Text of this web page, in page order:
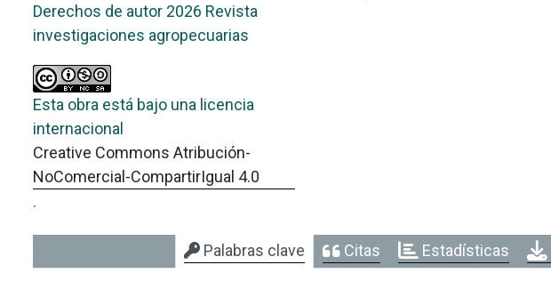
Derechos de autor 2026 Revista
investigaciones agropecuarias
Esta obra está bajo una licencia
internacional
Creative Commons Atribución-
NoComercial-CompartirIgual 4.0
.
Palabras clave Citas Estadísticas